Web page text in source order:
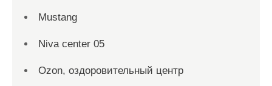
Mustang
Niva center 05
Ozon, оздоровительный центр